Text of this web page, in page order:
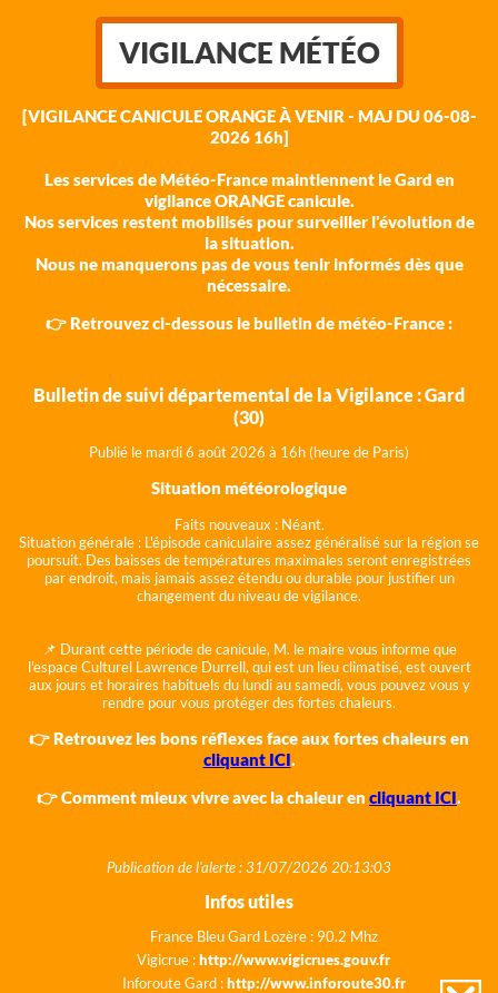
VIGILANCE MÉTÉO
[VIGILANCE CANICULE ORANGE À VENIR - MAJ DU 06-08-
2026 16h]
Les services de Météo-France maintiennent le Gard en
vigilance ORANGE canicule.
Nos services restent mobilisés pour surveiller l'évolution de
la situation.
Nous ne manquerons pas de vous tenir informés dès que
nécessaire.
👉 Retrouvez ci-dessous le bulletin de météo-France :
Bulletin de suivi départemental de la Vigilance : Gard
(30)
Publié le mardi 6 août 2026 à 16h (heure de Paris)
Situation météorologique
Faits nouveaux : Néant.
Situation générale : L'épisode caniculaire assez généralisé sur la région se
poursuit. Des baisses de températures maximales seront enregistrées
par endroit, mais jamais assez étendu ou durable pour justifier un
changement du niveau de vigilance.
📌 Durant cette période de canicule, M. le maire vous informe que
l'espace Culturel Lawrence Durrell, qui est un lieu climatisé, est ouvert
aux jours et horaires habituels du lundi au samedi, vous pouvez vous y
rendre pour vous protéger des fortes chaleurs.
👉 Retrouvez les bons réflexes face aux fortes chaleurs en
cliquant ICI.
👉 Comment mieux vivre avec la chaleur en cliquant ICI.
Publication de l'alerte : 31/07/2026 20:13:03
Infos utiles
France Bleu Gard Lozère : 90.2 Mhz
Vigicrue :http://www.vigicrues.gouv.fr
Inforoute Gard :http://www.inforoute30.fr